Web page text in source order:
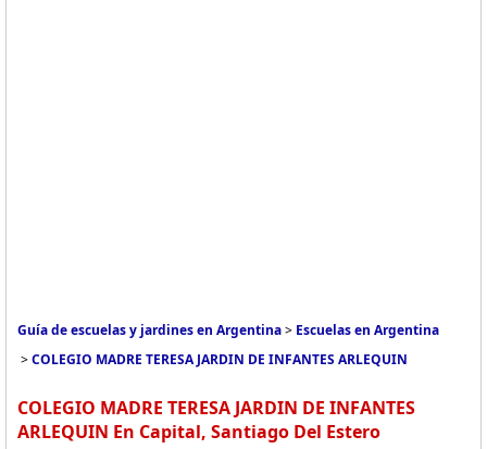
Guía de escuelas y jardines en Argentina> Escuelas en Argentina
>COLEGIO MADRE TERESA JARDIN DE INFANTES ARLEQUIN
COLEGIO MADRE TERESA JARDIN DE INFANTES
ARLEQUIN En Capital, Santiago Del Estero